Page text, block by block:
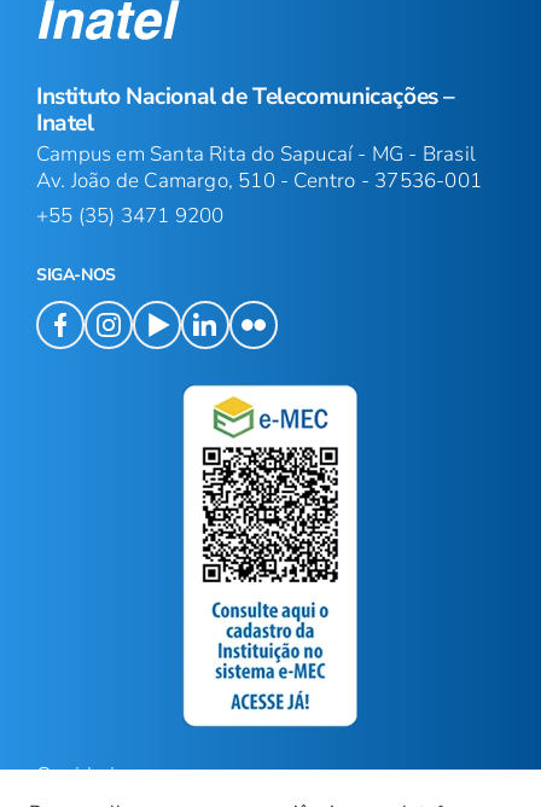
Instituto Nacional de Telecomunicações –
Inatel
Campus em Santa Rita do Sapucaí - MG - Brasil
Av. João de Camargo, 510 - Centro - 37536-001
+55 (35) 3471 9200
SIGA-NOS
Ouvidoria